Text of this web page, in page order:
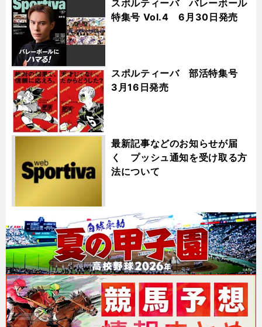
スポルティーバ バレーボール
特集号 Vol.4 6月30日発売
スポルティーバ 部活特集号
3月16日発売
最新記事などのお知らせが届
く プッシュ通知を受け取る方
法について